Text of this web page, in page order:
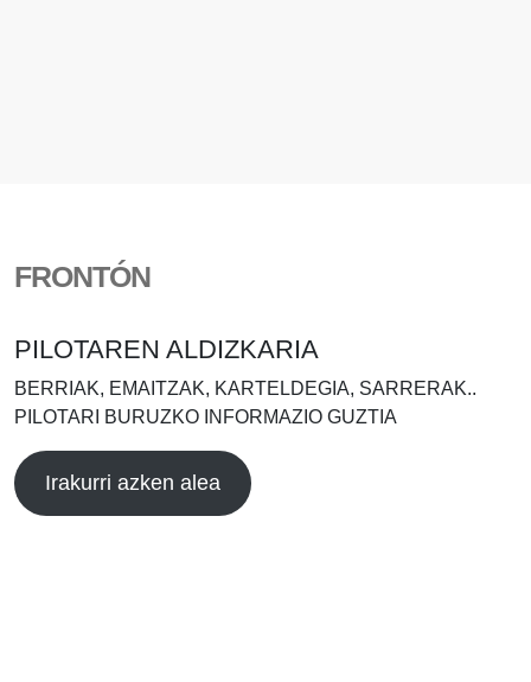
FRONTÓN
PILOTAREN ALDIZKARIA
BERRIAK, EMAITZAK, KARTELDEGIA, SARRERAK..
PILOTARI BURUZKO INFORMAZIO GUZTIA
Irakurri azken alea